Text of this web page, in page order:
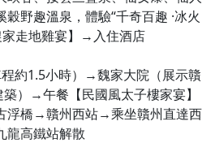
野趣溫泉，體驗“千奇百趣 ·冰火
走地雞宴】→入住酒店
約1.5小時）→魏家大院（展示贛
）→午餐【民國風太子樓家宴】
浮橋→贛州西站→乘坐贛州直達西
龍高鐵站解散